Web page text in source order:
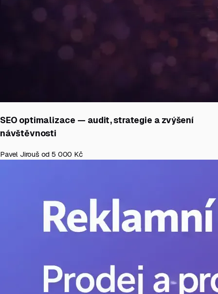
SEO optimalizace — audit, strategie a zvýšení
návštěvnosti
Pavel Jirouš od 5 000 Kč